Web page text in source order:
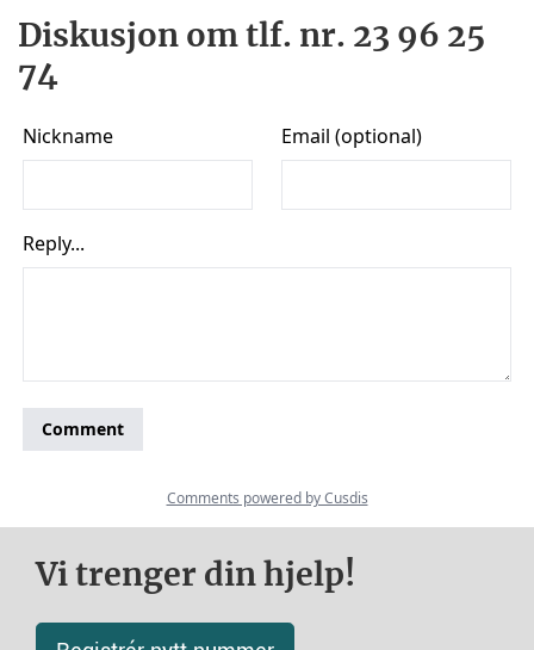
Diskusjon om tlf. nr. 23 96 25
74
Vi trenger din hjelp!